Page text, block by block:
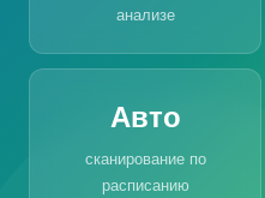
анализе
Авто
сканирование по
расписанию